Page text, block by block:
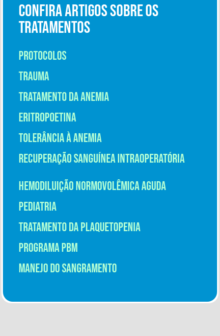
Confira artigos sobre os
tratamentos
Protocolos
Trauma
Tratamento da Anemia
Eritropoetina
Tolerância à Anemia
Recuperação Sanguínea Intraoperatória
Hemodiluição Normovolêmica Aguda
Pediatria
Tratamento da Plaquetopenia
Programa PBM
Manejo do Sangramento